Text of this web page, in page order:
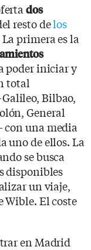
dos
resto delos
La primera es la
poder iniciar y
total
Bilbao,
General
una media
uno de ellos. La
se busca
disponibles
un viaje,
Wible. El coste
en Madrid